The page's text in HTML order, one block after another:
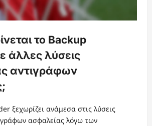
το Backup
άλλες λύσεις
αντιγράφων
ξεχωρίζει ανάμεσα στις λύσεις
ασφαλείας λόγω των